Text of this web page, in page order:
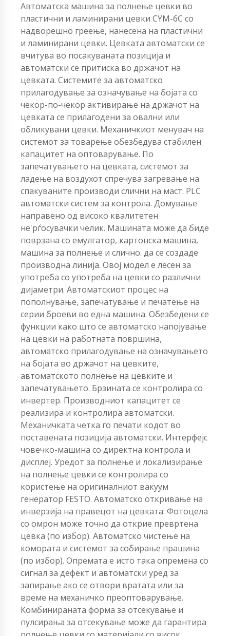
Автоматска машина за полнење цевки во
пластични и ламинирани цевки CYM-6C со
надворешно греење, нанесена на пластични
и ламинирани цевки. Цевката автоматски се
вчитува во посакуваната позиција и
автоматски се притиска во држачот на
цевката. Системите за автоматско
прилагодување за означување на бојата со
чекор-по-чекор активирање на држачот на
цевката се прилагодени за овални или
обликувани цевки. Механичкиот менувач на
системот за товарење обезбедува стабилен
капацитет на оптоварување. По
запечатувањето на цевката, системот за
ладење на воздухот спречува загревање на
спакуваните производи слични на маст. PLC
автоматски систем за контрола. Домување
направено од високо квалитетен
не'рѓосувачки челик. Машината може да биде
поврзана со емулгатор, картонска машина,
машина за полнење и слично. да се создаде
производна линија. Овој модел е лесен за
употреба со употреба на цевки со различни
дијаметри. Автоматскиот процес на
пополнување, запечатување и печатење на
серии броеви во една машина. Обезбедени се
функции како што се автоматско напојување
на цевки на работната површина,
автоматско прилагодување на означувањето
на бојата во држачот на цевките,
автоматското полнење на цевките и
запечатувањето. Брзината се контролира со
инвертер. Производниот капацитет се
реализира и контролира автоматски.
Механичката четка го печати кодот во
поставената позиција автоматски. Интерфејс
човечко-машина со директна контрола и
дисплеј. Уредот за полнење и локализирање
на полнење цевки се контролира со
користење на оригиналниот вакуум
генератор FESTO. Автоматско откривање на
инверзија на правецот на цевката: Фотоцела
со омрон може точно да открие превртена
цевка (по избор). Автоматско чистење на
комората и системот за собирање прашина
(по избор). Опремата е исто така опремена со
сигнал за дефект и автоматски уред за
запирање ако се отвори вратата или за
време на механичко преоптоварување.
Комбинираната форма за отсекување и
пулсирања за отсекување може да гарантира